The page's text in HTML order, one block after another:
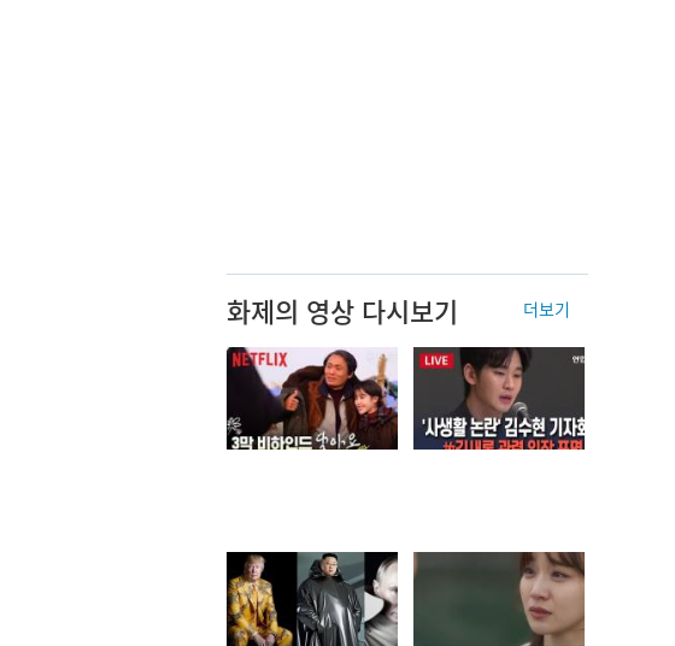
화제의 영상 다시보기 더보기